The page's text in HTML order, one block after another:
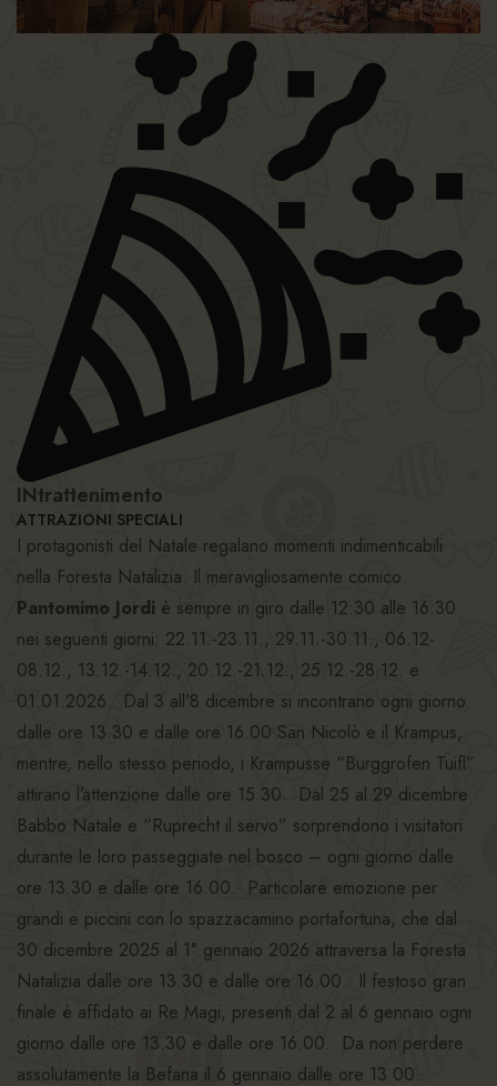
INtrattenimento
ATTRAZIONI SPECIALI
I protagonisti del Natale regalano momenti indimenticabili
nella Foresta Natalizia. Il meravigliosamente comico
Pantomimo Jordi è sempre in giro dalle 12:30 alle 16:30
nei seguenti giorni: 22.11.-23.11., 29.11.-30.11., 06.12-
08.12., 13.12.-14.12., 20.12.-21.12., 25.12.-28.12. e
01.01.2026. Dal 3 all’8 dicembre si incontrano ogni giorno
dalle ore 13.30 e dalle ore 16.00 San Nicolò e il Krampus,
mentre, nello stesso periodo, i Krampusse “Burggrofen Tuifl”
attirano l’attenzione dalle ore 15.30. Dal 25 al 29 dicembre
Babbo Natale e “Ruprecht il servo” sorprendono i visitatori
durante le loro passeggiate nel bosco – ogni giorno dalle
ore 13.30 e dalle ore 16.00. Particolare emozione per
grandi e piccini con lo spazzacamino portafortuna, che dal
30 dicembre 2025 al 1° gennaio 2026 attraversa la Foresta
Natalizia dalle ore 13.30 e dalle ore 16.00. Il festoso gran
finale è affidato ai Re Magi, presenti dal 2 al 6 gennaio ogni
giorno dalle ore 13.30 e dalle ore 16.00. Da non perdere
assolutamente la Befana il 6 gennaio dalle ore 13.00.